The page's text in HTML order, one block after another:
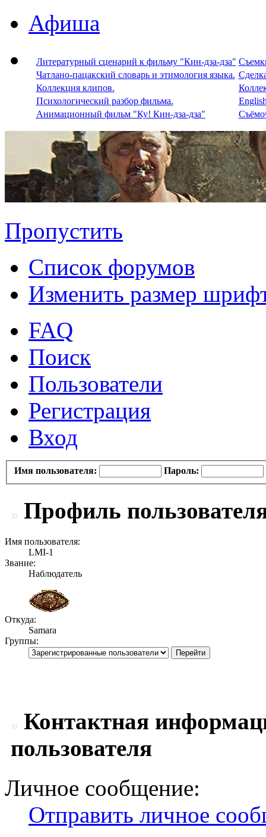
Афиша
Литературный сценарий к фильму "Кин-дза-дза"
Чатлано-пацакский словарь и этимология языка.
Коллекция клипов.
Психологический разбор фильма.
Анимационный фильм "Ку! Кин-дза-дза"
Пропустить
Список форумов
Изменить размер
FAQ
Поиск
Пользователи
Регистрация
Вход
Имя пользователя: Пароль:
Профиль
Имя пользователя:
LMI-1
Звание:
Наблюдатель
Откуда:
Samara
Группы:
Контактная
пользователя
Личное сообщение:
Отправить личное